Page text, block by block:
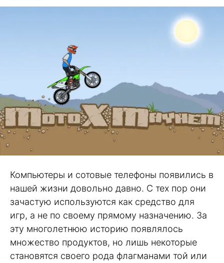
Компьютеры и сотовые телефоны появились в
нашей жизни довольно давно. С тех пор они
зачастую используются как средство для
игр, а не по своему прямому назначению. За
эту многолетнюю историю появлялось
множество продуктов, но лишь некоторые
становятся своего рода флагманами той или